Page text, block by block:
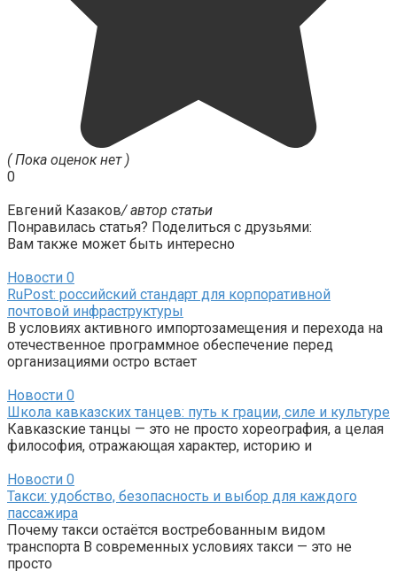
( Пока оценок нет )
0
Евгений Казаков/ автор статьи
Понравилась статья? Поделиться с друзьями:
Вам также может быть интересно
Новости 0
RuPost: российский стандарт для корпоративной
почтовой инфраструктуры
В условиях активного импортозамещения и перехода на
отечественное программное обеспечение перед
организациями остро встает
Новости 0
Школа кавказских танцев: путь к грации, силе и культуре
Кавказские танцы — это не просто хореография, а целая
философия, отражающая характер, историю и
Новости 0
Такси: удобство, безопасность и выбор для каждого
пассажира
Почему такси остаётся востребованным видом
транспорта В современных условиях такси — это не
просто